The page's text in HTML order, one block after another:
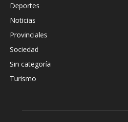
Deportes
Noticias
Provinciales
Sociedad
Sin categoría
Turismo